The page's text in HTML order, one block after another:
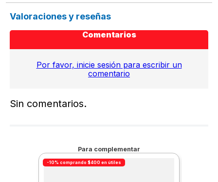
Valoraciones y reseñas
Comentarios
Por favor, inicie sesión para escribir un
comentario
Sin comentarios.
Para complementar
-10% comprando $400 en útiles